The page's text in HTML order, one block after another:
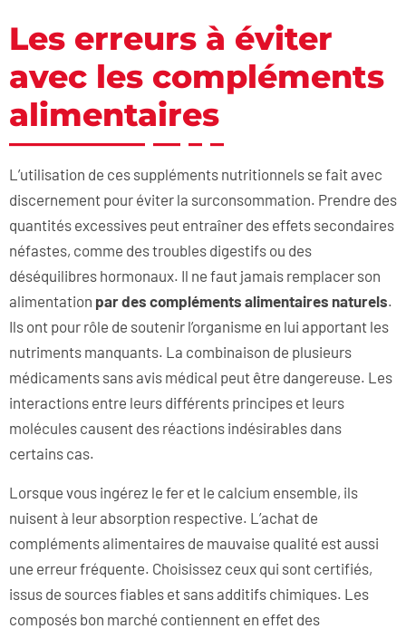
Les erreurs à éviter
avec les compléments
alimentaires
L’utilisation de ces suppléments nutritionnels se fait avec
discernement pour éviter la surconsommation. Prendre des
quantités excessives peut entraîner des effets secondaires
néfastes, comme des troubles digestifs ou des
déséquilibres hormonaux. Il ne faut jamais remplacer son
alimentation par des compléments alimentaires naturels.
Ils ont pour rôle de soutenir l’organisme en lui apportant les
nutriments manquants. La combinaison de plusieurs
médicaments sans avis médical peut être dangereuse. Les
interactions entre leurs différents principes et leurs
molécules causent des réactions indésirables dans
certains cas.
Lorsque vous ingérez le fer et le calcium ensemble, ils
nuisent à leur absorption respective. L’achat de
compléments alimentaires de mauvaise qualité est aussi
une erreur fréquente. Choisissez ceux qui sont certifiés,
issus de sources fiables et sans additifs chimiques. Les
composés bon marché contiennent en effet des